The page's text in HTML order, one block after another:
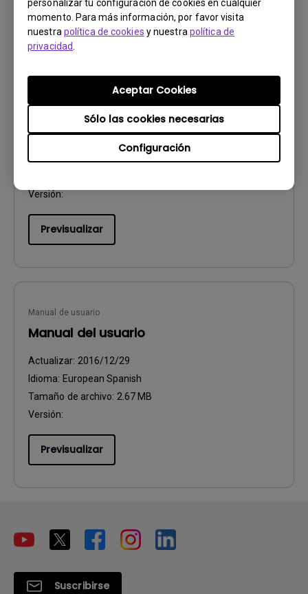
personalizar tu configuración de cookies en cualquier
momento. Para más información, por favor visita
nuestra política de cookies y nuestra política de
privacidad
Configuración
Sólo las cookies necesarias
Aceptar Cookies
Previsualizar
Safety Warning and Notice
Idioma:
Versión:
Previsualizar
Manual de usuario
Manual del usuario
Actualizar: 2016/12/29
Idioma: European Spanish
Tamaño de archivo: 2.67 MB
Versión:
Previsualizar
Suscribirse